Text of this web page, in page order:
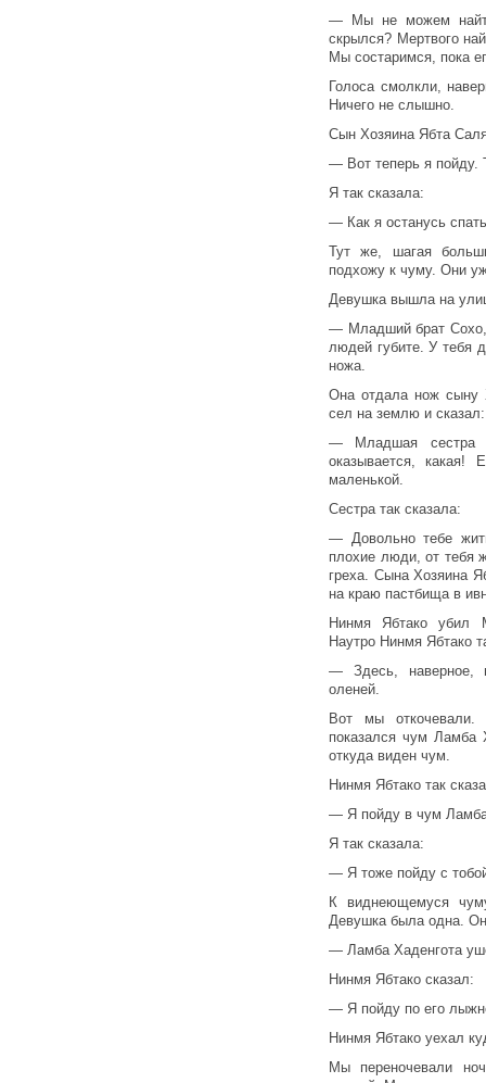
— Мы не можем
скрылся? Мертвого
Мы состаримся, пока
Голоса смолкли,
Ничего не слышно.
Сын Хозяина Ябта
— Вот теперь я пойду.
Я так сказала:
— Как я останусь
Тут же, шагая
подхожу к чуму. Они
Девушка вышла на
— Младший брат Сохо,
людей губите. У тебя
ножа.
Она отдала нож сыну
сел на землю и сказал:
— Младшая сестра
оказывается,
маленькой.
Сестра так сказала:
— Довольно тебе
плохие люди, от тебя
греха. Сына Хозяина
на краю пастбища в
Нинмя Ябтако убил
Наутро Нинмя Ябтако
— Здесь, наверное,
оленей.
Вот мы
показался чум Ламба
откуда виден чум.
Нинмя Ябтако так
— Я пойду в чум
Я так сказала:
— Я тоже пойду с
К виднеющемуся
Девушка была одна.
— Ламба Хаденгота
Нинмя Ябтако сказал:
— Я пойду по его
Нинмя Ябтако уехал
Мы переночевали